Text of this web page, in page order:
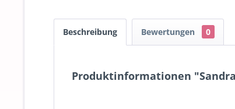
Beschreibung Bewertungen 0
Produktinformationen